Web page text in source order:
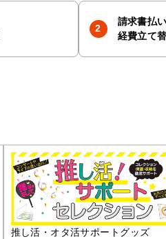
請求書払
経費立て
推し活・オタ活サポートグッズ